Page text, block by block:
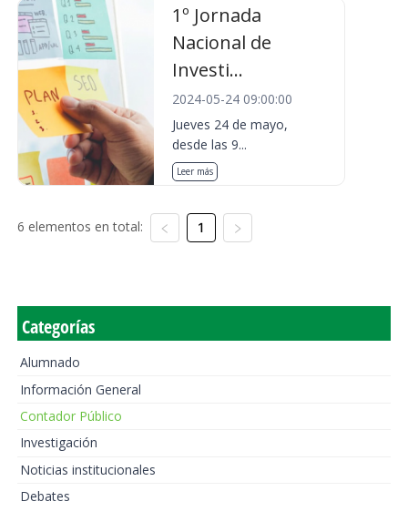
1º Jornada
Nacional de
Investi...
2024-05-24 09:00:00
Jueves 24 de mayo,
desde las 9...
Leer más
6 elementos en total: 1
Categorías
Alumnado
Información General
Contador Público
Investigación
Noticias institucionales
Debates